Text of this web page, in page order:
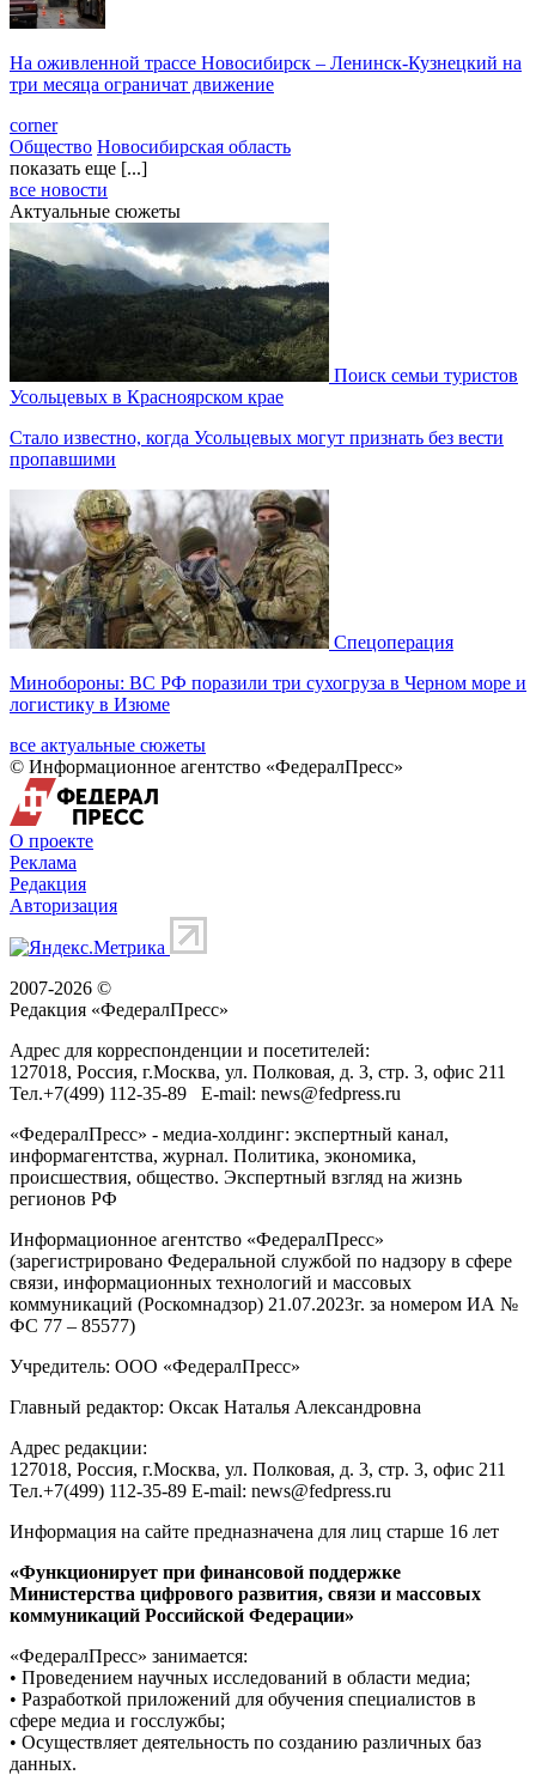
На оживленной трассе Новосибирск – Ленинск-Кузнецкий на
три месяца ограничат движение
corner
Общество Новосибирская область
показать еще [...]
все новости
Актуальные сюжеты
Поиск семьи туристов
Усольцевых в Красноярском крае
Стало известно, когда Усольцевых могут признать без вести
пропавшими
Спецоперация
Минобороны: ВС РФ поразили три сухогруза в Черном море и
логистику в Изюме
все актуальные сюжеты
© Информационное агентство «ФедералПресс»
О проекте
Реклама
Редакция
Авторизация
2007-2026 ©
Редакция «ФедералПресс»
Адрес для корреспонденции и посетителей:
127018, Россия, г.Москва, ул. Полковая, д. 3, стр. 3, офис 211
Тел.+7(499) 112-35-89 E-mail: news@fedpress.ru
«ФедералПресс» - медиа-холдинг: экспертный канал,
информагентства, журнал. Политика, экономика,
происшествия, общество. Экспертный взгляд на жизнь
регионов РФ
Информационное агентство «ФедералПресс»
(зарегистрировано Федеральной службой по надзору в сфере
связи, информационных технологий и массовых
коммуникаций (Роскомнадзор) 21.07.2023г. за номером ИА №
ФС 77 – 85577)
Учредитель: ООО «ФедералПресс»
Главный редактор: Оксак Наталья Александровна
Адрес редакции:
127018, Россия, г.Москва, ул. Полковая, д. 3, стр. 3, офис 211
Тел.+7(499) 112-35-89 E-mail: news@fedpress.ru
Информация на сайте предназначена для лиц старше 16 лет
«Функционирует при финансовой поддержке
Министерства цифрового развития, связи и массовых
коммуникаций Российской Федерации»
«ФедералПресс» занимается:
• Проведением научных исследований в области медиа;
• Разработкой приложений для обучения специалистов в
сфере медиа и госслужбы;
• Осуществляет деятельность по созданию различных баз
данных.